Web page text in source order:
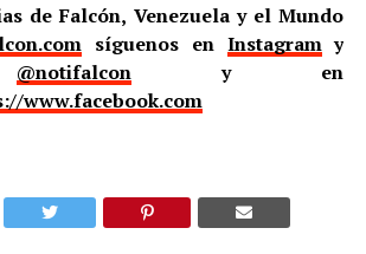
de Falcón, Venezuela y el Mundo
síguenos en Instagramy
@notifalcony en
www.facebook.com